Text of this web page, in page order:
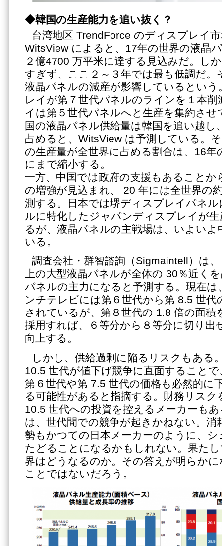
◆韓国の生産能力を追い抜く？
台湾地区 TrendForce のディスプレイ
WitsView によると、17年の世界の液晶
２億4700 万平米に達する見込みだ。し
すぎず、ここ２～３年では最も低調だ。
液晶パネルの減産が影響しているとい
レイが第７世代パネルのラインを１本
イは第５世代パネルへと生産を集約させ
国の液晶パネル供給量は韓国を追い越し
占めると、WitsView は予測している。
の生産量が全世界に占める割合は、16年
にまで縮小する。
一方、中国では政府の支援もあることか
の増強が見込まれ、 20 年には全世界の
測する。日本では堺ディスプレイパネ
ルに特化したジャパンディスプレイが
るが、液晶パネルの主戦場は、いよい
いる。
調査会社・群智諮詢（Sigmaintell）は
上の大型液晶パネルが全体の 30％近く
パネルの主力になると予測する。現在は
ンチテレビには第６世代から第 8.5 世代
されているが、第８世代の 1.8 倍の面積
採用すれば、６等分から８等分に切り出
向上する。
しかし、供給過剰に陥るリスクもある
10.5 世代が値下げ競争に直面すること
第６世代や第 7.5 世代の価格も必然的に
る可能性があると指摘する。財務リスク
10.5 世代への投資を控えるメーカーも
は、世代間での競争が起きかねない。消
勢もかつての日本メーカーのように、
たどることになるかもしれない。果た
界はどうなるのか。その答えが明らか
ことではないだろう。